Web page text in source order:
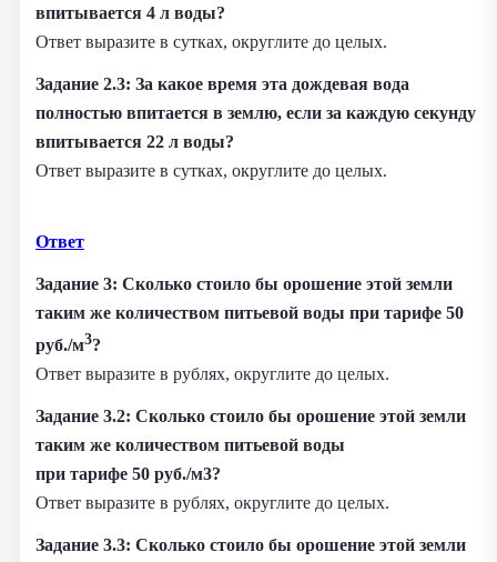
впитывается 4 л воды?
Ответ выразите в сутках, округлите до целых.
Задание 2.3: За какое время эта дождевая вода
полностью впитается в землю, если за каждую секунду
впитывается 22 л воды?
Ответ выразите в сутках, округлите до целых.
Ответ
Задание 3: Сколько стоило бы орошение этой земли
таким же количеством питьевой воды при тарифе 50
руб./м3?
Ответ выразите в рублях, округлите до целых.
Задание 3.2: Сколько стоило бы орошение этой земли
таким же количеством питьевой воды
при тарифе 50 руб./м3?
Ответ выразите в рублях, округлите до целых.
Задание 3.3: Сколько стоило бы орошение этой земли